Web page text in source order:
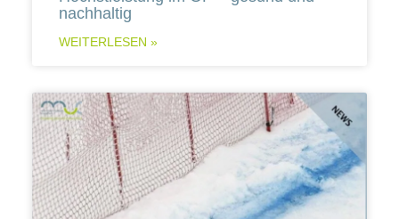
nachhaltig
WEITERLESEN »